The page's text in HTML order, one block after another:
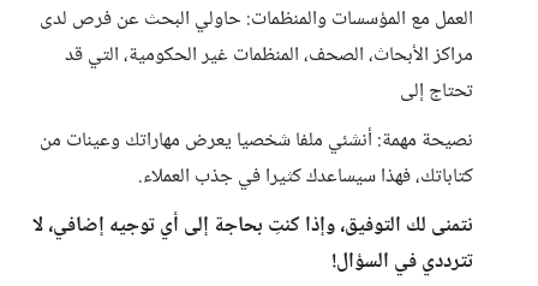
العمل مع المؤسسات والمنظمات: حاولي البحث عن فرص لدى
مراكز الأبحاث، الصحف، المنظمات غير الحكومية، التي قد
تحتاج إلى
نصيحة مهمة: أنشئي ملفا شخصيا يعرض مهاراتك وعينات من
كتاباتك، فهذا سيساعدك كثيرا في جذب العملاء.
نتمنى لك التوفيق، وإذا كنتِ بحاجة إلى أي توجيه إضافي، لا
تترددي في السؤال!